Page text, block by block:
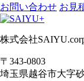
お問い合わせ お見
株式会社
〒343-0803
埼玉県越谷市大字